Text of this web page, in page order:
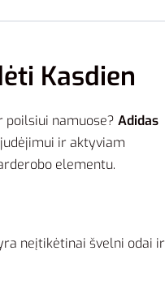
Kasdien
namuose? Adidas
ir aktyviam
elementu.
neįtikėtinai švelni odai ir